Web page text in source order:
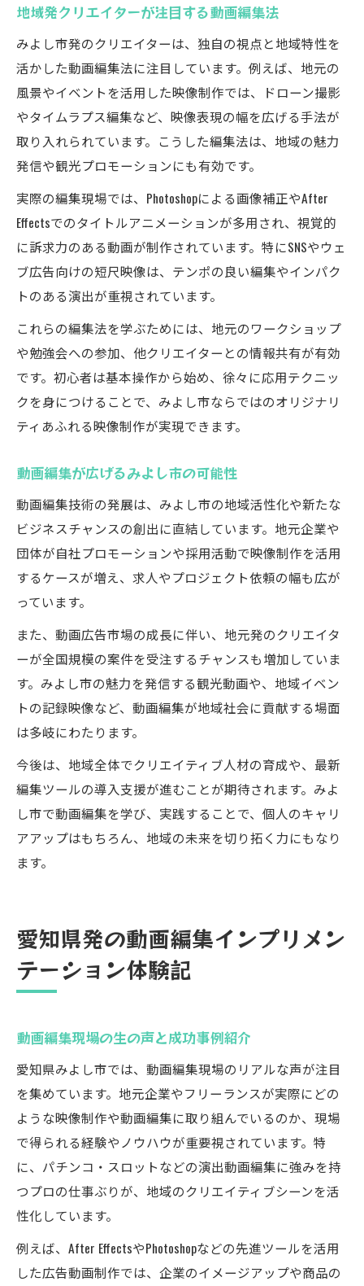
地域発クリエイターが注目する動画編集法
みよし市発のクリエイターは、独自の視点と地域特性を
活かした動画編集法に注目しています。例えば、地元の
風景やイベントを活用した映像制作では、ドローン撮影
やタイムラプス編集など、映像表現の幅を広げる手法が
取り入れられています。こうした編集法は、地域の魅力
発信や観光プロモーションにも有効です。
実際の編集現場では、Photoshopによる画像補正やAfter
Effectsでのタイトルアニメーションが多用され、視覚的
に訴求力のある動画が制作されています。特にSNSやウェ
ブ広告向けの短尺映像は、テンポの良い編集やインパク
トのある演出が重視されています。
これらの編集法を学ぶためには、地元のワークショップ
や勉強会への参加、他クリエイターとの情報共有が有効
です。初心者は基本操作から始め、徐々に応用テクニッ
クを身につけることで、みよし市ならではのオリジナリ
ティあふれる映像制作が実現できます。
動画編集が広げるみよし市の可能性
動画編集技術の発展は、みよし市の地域活性化や新たな
ビジネスチャンスの創出に直結しています。地元企業や
団体が自社プロモーションや採用活動で映像制作を活用
するケースが増え、求人やプロジェクト依頼の幅も広が
っています。
また、動画広告市場の成長に伴い、地元発のクリエイタ
ーが全国規模の案件を受注するチャンスも増加していま
す。みよし市の魅力を発信する観光動画や、地域イベン
トの記録映像など、動画編集が地域社会に貢献する場面
は多岐にわたります。
今後は、地域全体でクリエイティブ人材の育成や、最新
編集ツールの導入支援が進むことが期待されます。みよ
し市で動画編集を学び、実践することで、個人のキャリ
アアップはもちろん、地域の未来を切り拓く力にもなり
ます。
愛知県発の動画編集インプリメン
テーション体験記
動画編集現場の生の声と成功事例紹介
愛知県みよし市では、動画編集現場のリアルな声が注目
を集めています。地元企業やフリーランスが実際にどの
ような映像制作や動画編集に取り組んでいるのか、現場
で得られる経験やノウハウが重要視されています。特
に、パチンコ・スロットなどの演出動画編集に強みを持
つプロの仕事ぶりが、地域のクリエイティブシーンを活
性化しています。
例えば、After EffectsやPhotoshopなどの先進ツールを活用
した広告動画制作では、企業のイメージアップや商品の